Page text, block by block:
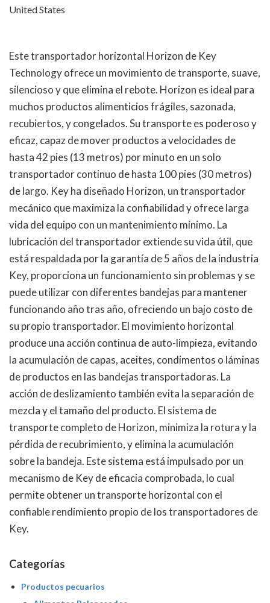
United States
Este transportador horizontal Horizon de Key
Technology ofrece un movimiento de transporte, suave,
silencioso y que elimina el rebote. Horizon es ideal para
muchos productos alimenticios frágiles, sazonada,
recubiertos, y congelados. Su transporte es poderoso y
eficaz, capaz de mover productos a velocidades de
hasta 42 pies (13 metros) por minuto en un solo
transportador continuo de hasta 100 pies (30 metros)
de largo. Key ha diseñado Horizon, un transportador
mecánico que maximiza la confiabilidad y ofrece larga
vida del equipo con un mantenimiento mínimo. La
lubricación del transportador extiende su vida útil, que
está respaldada por la garantía de 5 años de la industria
Key, proporciona un funcionamiento sin problemas y se
puede utilizar con diferentes bandejas para mantener
funcionando año tras año, ofreciendo un bajo costo de
su propio transportador. El movimiento horizontal
produce una acción continua de auto-limpieza, evitando
la acumulación de capas, aceites, condimentos o láminas
de productos en las bandejas transportadoras. La
acción de deslizamiento también evita la separación de
mezcla y el tamaño del producto. El sistema de
transporte completo de Horizon, minimiza la rotura y la
pérdida de recubrimiento, y elimina la acumulación
sobre la bandeja. Este sistema está impulsado por un
mecanismo de Key de eficacia comprobada, lo cual
permite obtener un transporte horizontal con el
confiable rendimiento propio de los transportadores de
Key.
Categorías
Productos pecuarios